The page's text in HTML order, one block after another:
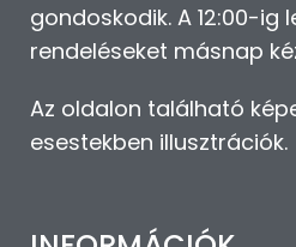
gondoskodik. A 12:00-ig
rendeléseket másnap
Az oldalon található
esestekben illusztrációk.